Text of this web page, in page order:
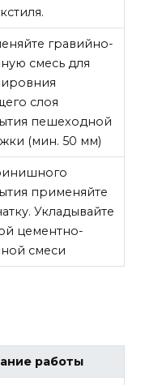
гравийно-
смесь для
слоя
пешеходной
(мин. 50 мм)
применяйте
Укладывайте
цементно-
смеси
работы